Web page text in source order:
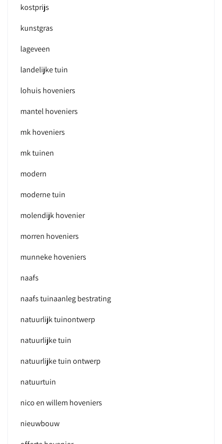
kostprijs
kunstgras
lageveen
landelijke tuin
lohuis hoveniers
mantel hoveniers
mk hoveniers
mk tuinen
modern
moderne tuin
molendijk hovenier
morren hoveniers
munneke hoveniers
naafs
naafs tuinaanleg bestrating
natuurlijk tuinontwerp
natuurlijke tuin
natuurlijke tuin ontwerp
natuurtuin
nico en willem hoveniers
nieuwbouw